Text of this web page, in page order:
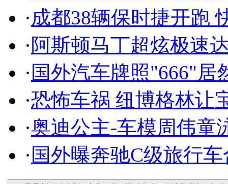
·成都38辆保时捷开跑
·阿斯顿马丁超炫极速
· 国外汽车牌照"666"居
·恐怖车祸 纽博格林让
·奥迪公主-车模周伟童
· 国外曝奔驰C级旅行